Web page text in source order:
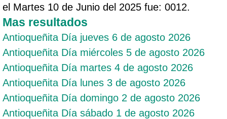
el Martes 10 de Junio del 2025 fue: 0012.
Mas resultados
Antioqueñita Día jueves 6 de agosto 2026
Antioqueñita Día miércoles 5 de agosto 2026
Antioqueñita Día martes 4 de agosto 2026
Antioqueñita Día lunes 3 de agosto 2026
Antioqueñita Día domingo 2 de agosto 2026
Antioqueñita Día sábado 1 de agosto 2026